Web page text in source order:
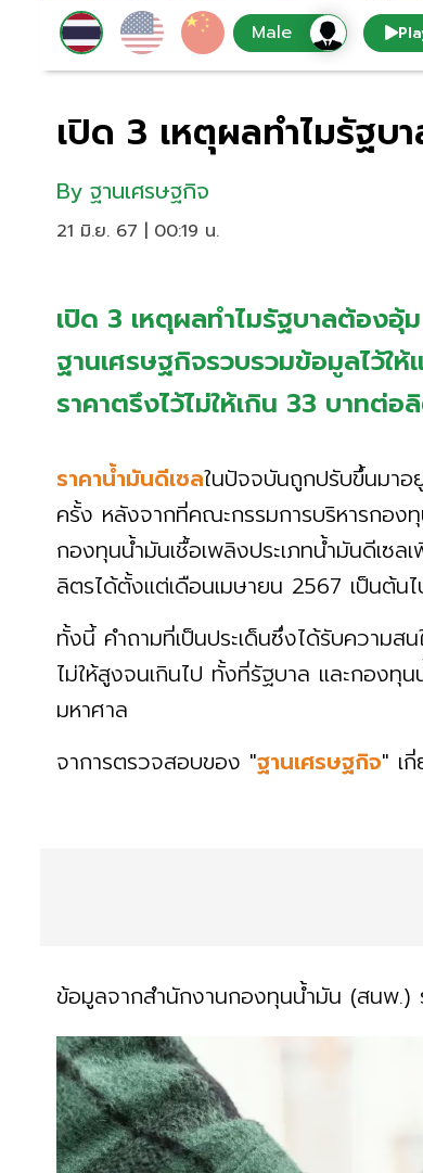
เปิด 3 เหตุผลทำไมรัฐบ
By ฐานเศรษฐกิจ
21 มิ.ย. 67 | 00:19 น.
เปิด 3 เหตุผลทำไมรัฐบาลต้องอุ้
ฐานเศรษฐกิจรวบรวมข้อมูลไว้ใ
ราคาตรึงไว้ไม่ให้เกิน 33 บาทต่
ราคาน้ำมันดีเซลในปัจจบันถูกปรับขึ้นมา
ครั้ง หลังจากที่คณะกรรมการบริหารกอง
กองทุนน้ำมันเชื้อเพลิงประเภทน้ำมันดีเซล
ลิตรได้ตั้งแต่เดือนเมษายน 2567 เป็นต้น
ทั้งนี้ คำถามที่เป็นประเด็นซึ่งได้รับความส
ไม่ให้สูงจนเกินไป ทั้งที่รัฐบาล และกองทุ
มหาศาล
จาการตรวจสอบของ "ฐานเศรษฐกิจ" เ
ข้อมูลจากสำนักงานกองทุนน้ำมัน (สนพ.)